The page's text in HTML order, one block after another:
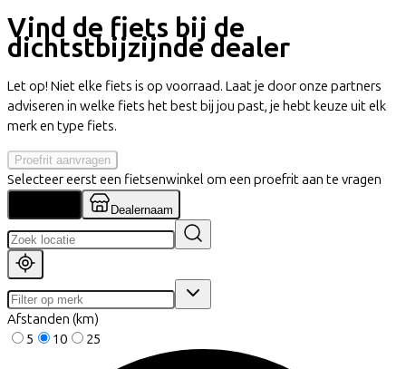
Vind de fiets bij de
dichtstbijzijnde dealer
Let op! Niet elke fiets is op voorraad. Laat je door onze partners
adviseren in welke fiets het best bij jou past, je hebt keuze uit elk
merk en type fiets.
Proefrit aanvragen
Selecteer eerst een fietsenwinkel om een proefrit aan te vragen
Dealernaam
Afstanden (km)
5
10 25